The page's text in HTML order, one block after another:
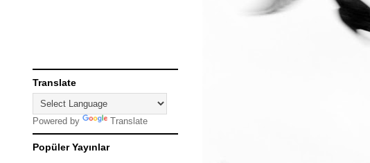
Translate
Powered by Translate
Popüler Yayınlar